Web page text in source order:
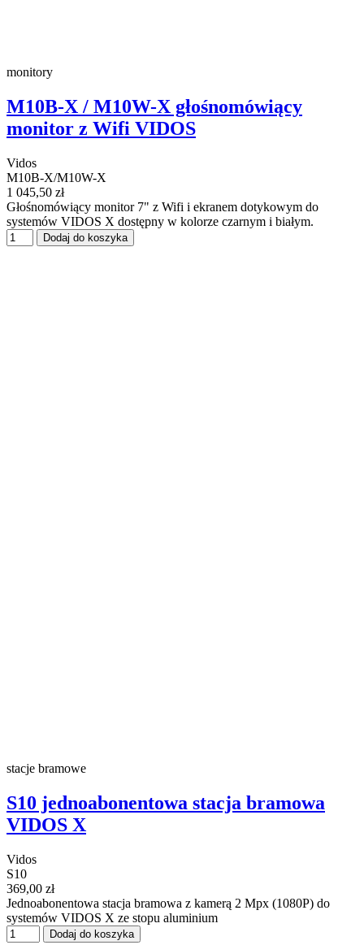
monitory
M10B-X / M10W-X głośnomówiący
monitor z Wifi VIDOS
Vidos
M10B-X/M10W-X
1 045,50 zł
Głośnomówiący monitor 7" z Wifi i ekranem dotykowym do
systemów VIDOS X dostępny w kolorze czarnym i białym.
Dodaj do koszyka
stacje bramowe
S10 jednoabonentowa stacja bramowa
VIDOS X
Vidos
S10
369,00 zł
Jednoabonentowa stacja bramowa z kamerą 2 Mpx (1080P) do
systemów VIDOS X ze stopu aluminium
Dodaj do koszyka